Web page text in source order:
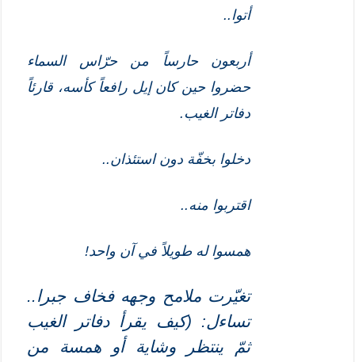
أتوا..
أربعون حارساً من حرّاس السماء
حضروا حين كان إيل رافعاً كأسه، قارئاً
دفاتر الغيب.
دخلوا بخفّة دون استئذان..
اقتربوا منه..
همسوا له طويلاً في آن واحد!
تغيّرت ملامح وجهه فخاف جبرا..
تساءل: (كيف يقرأ دفاتر الغيب
ثمّ ينتظر وشاية أو همسة من